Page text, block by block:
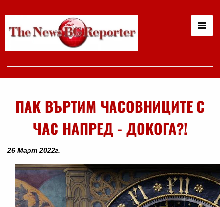
ПАК ВЪРТИМ ЧАСОВНИЦИТЕ С
ЧАС НАПРЕД - ДОКОГА?!
26 Март 2022г.